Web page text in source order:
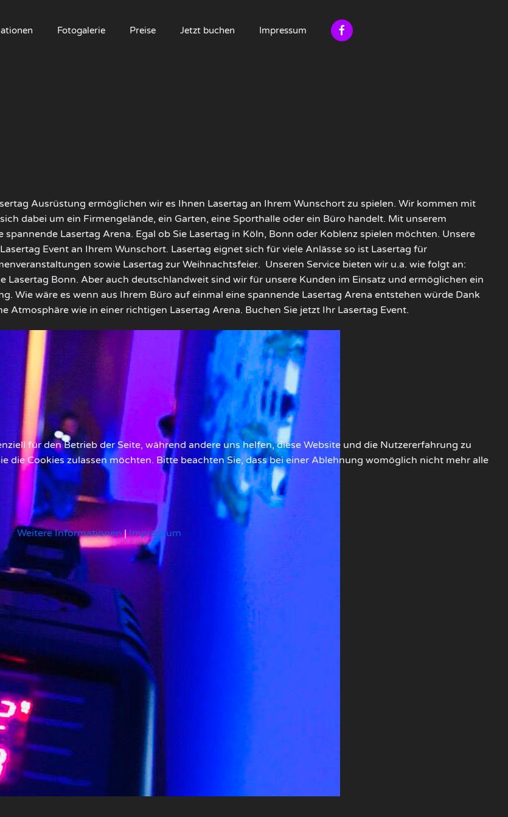
Fotogalerie Preise Jetzt buchen Impressum
Ausrüstung ermöglichen wir es Ihnen Lasertag an Ihrem Wunschort zu spielen. Wir kommen mit
dabei um ein Firmengelände, ein Garten, eine Sporthalle oder ein Büro handelt. Mit unserem
Lasertag Arena. Egal ob Sie Lasertag in Köln, Bonn oder Koblenz spielen möchten. Unsere
Event an Ihrem Wunschort. Lasertag eignet sich für viele Anlässe so ist Lasertag für
sowie Lasertag zur Weihnachtsfeier. Unseren Service bieten wir u.a. wie folgt an:
Lasertag Bonn. Aber auch deutschlandweit sind wir für unsere Kunden im Einsatz und ermöglichen ein
Wie wäre es wenn aus Ihrem Büro auf einmal eine spannende Lasertag Arena entstehen würde Dank
wie in einer richtigen Lasertag Arena. Buchen Sie jetzt Ihr Lasertag Event.
für den Betrieb der Seite, während andere uns helfen, diese Website und die Nutzererfahrung zu
die Cookies zulassen möchten. Bitte beachten Sie, dass bei einer Ablehnung womöglich nicht mehr alle
Weitere Informationen|Impressum